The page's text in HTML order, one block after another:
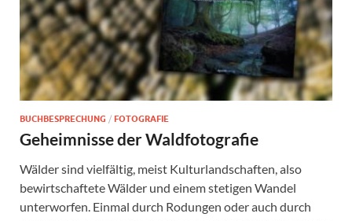
BUCHBESPRECHUNG / FOTOGRAFIE
Geheimnisse der Waldfotografie
Wälder sind vielfältig, meist Kulturlandschaften, also
bewirtschaftete Wälder und einem stetigen Wandel
unterworfen. Einmal durch Rodungen oder auch durch